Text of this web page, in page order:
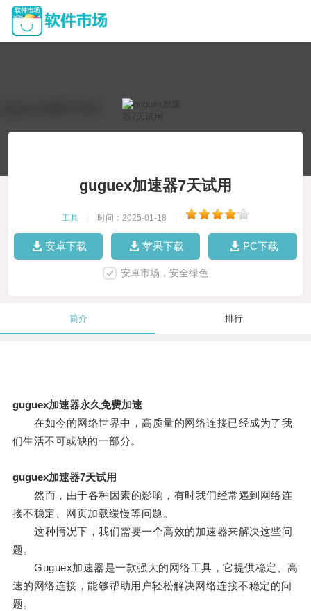
guguex加速器7天试用
工具 时间：2025-01-18
安卓下载 苹果下载 PC下载
安卓市场，安全绿色
简介 排行
guguex加速器永久免费加速
在如今的网络世界中，高质量的网络连接已经成为了我
们生活不可或缺的一部分。
guguex加速器7天试用
然而，由于各种因素的影响，有时我们经常遇到网络连
接不稳定、网页加载缓慢等问题。
这种情况下，我们需要一个高效的加速器来解决这些问
题。
Guguex加速器是一款强大的网络工具，它提供稳定、高
速的网络连接，能够帮助用户轻松解决网络连接不稳定的问
题。